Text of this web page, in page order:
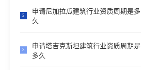
2
申请尼加拉瓜建筑行业资质周期是多
久
3
申请塔吉克斯坦建筑行业资质周期是
多久